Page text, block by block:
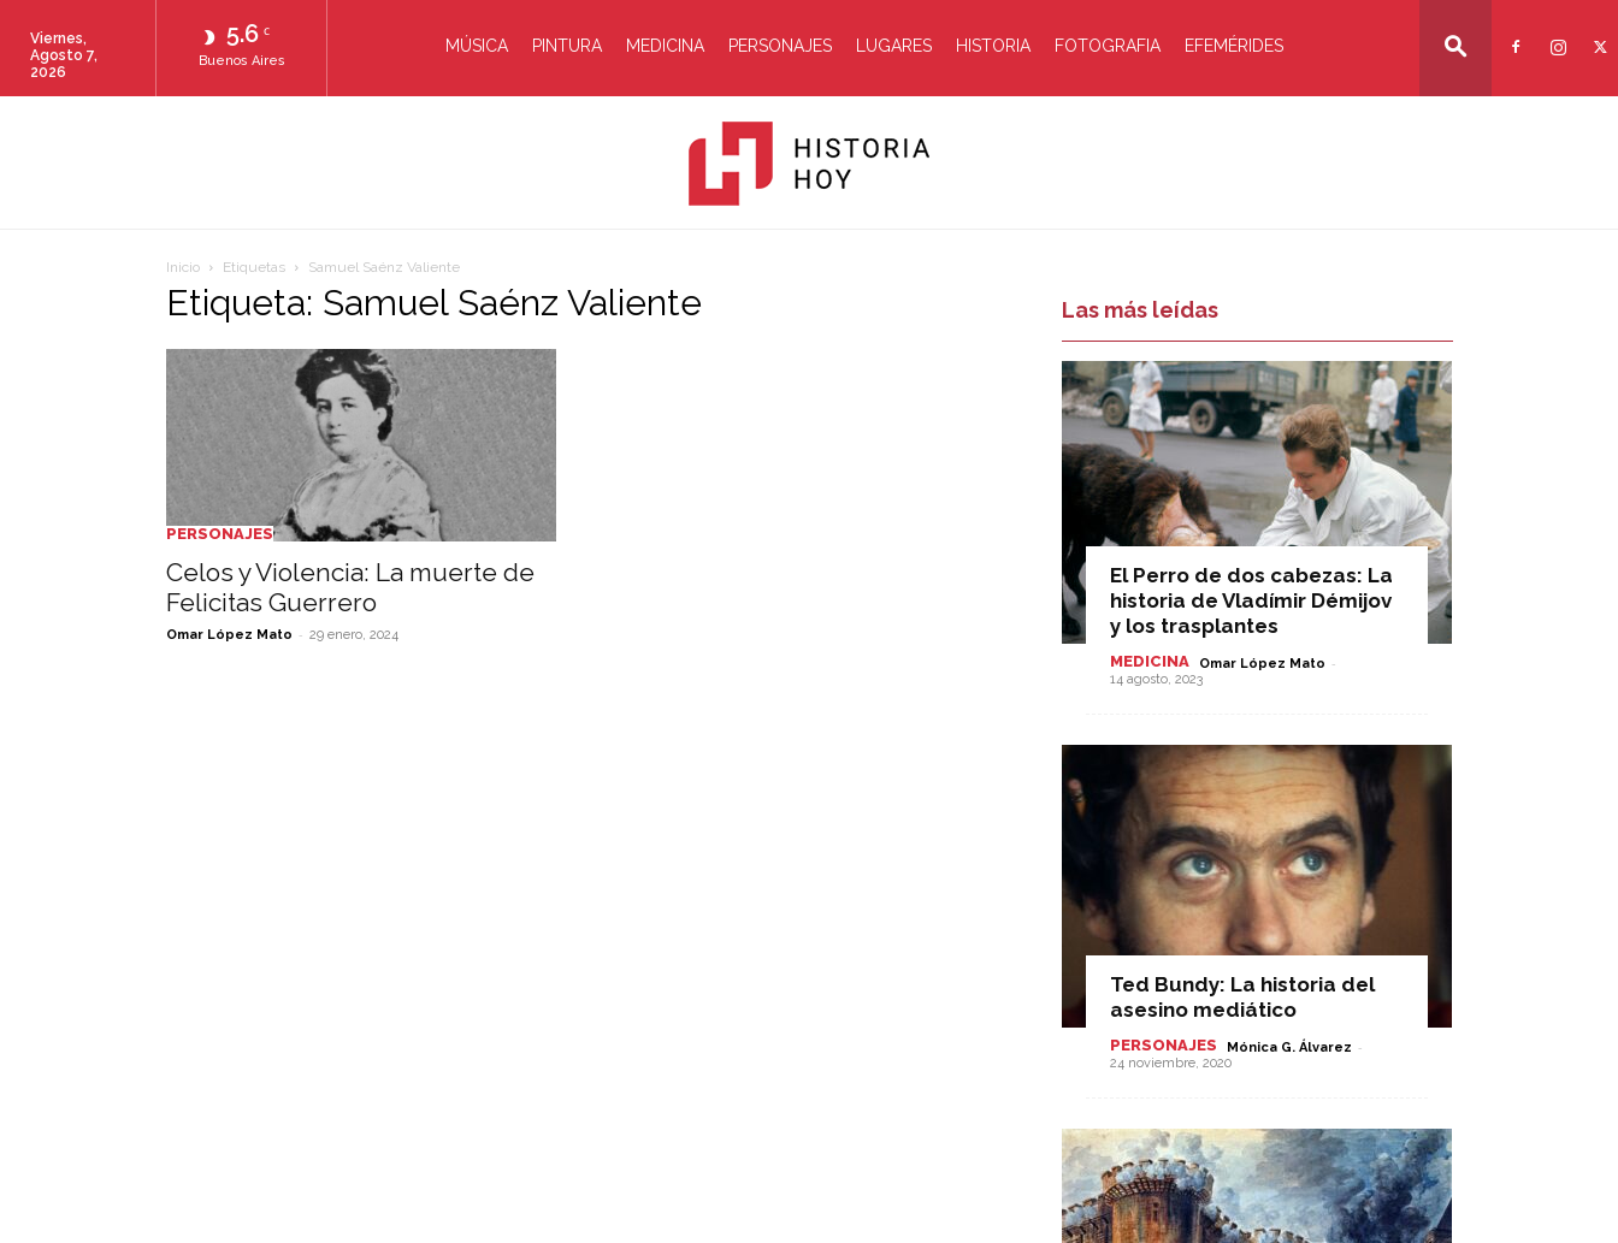
5.6 C
Buenos Aires
Viernes,
Agosto 7,
2026
MÚSICA PINTURA MEDICINA PERSONAJES LUGARES HISTORIA FOTOGRAFIA EFEMÉRIDES
Inicio Etiquetas Samuel Saénz Valiente
Etiqueta: Samuel Saénz Valiente
PERSONAJES
Celos y Violencia: La muerte de
Felicitas Guerrero
Omar López Mato - 29 enero, 2024
Las más leídas
El Perro de dos cabezas: La
historia de Vladímir Démijov
y los trasplantes
MEDICINA Omar López Mato -
14 agosto, 2023
Ted Bundy: La historia del
asesino mediático
PERSONAJES Mónica G. Álvarez -
24 noviembre, 2020